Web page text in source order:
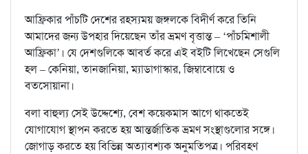
আফ্রিকার পাঁচটি দেশের রহস্যময় জঙ্গলকে বিদীর্ণ করে তিনি
আমাদের জন্য উপহার দিয়েছেন তাঁর ভ্রমণ বৃত্তান্ত – ‘পাঁচমিশালী
আফ্রিকা’। যে দেশগুলিকে আবর্ত করে এই বইটি লিখেছেন সেগুলি
হল – কেনিয়া, তানজানিয়া, ম্যাডাগাস্কার, জিম্বাবোয়ে ও
বতসোয়ানা।
বলা বাহুল্য সেই উদ্দেশ্যে, বেশ কয়েকমাস আগে থাকতেই
যোগাযোগ স্থাপন করতে হয় আন্তর্জাতিক ভ্রমণ সংস্থাগুলোর সঙ্গে।
জোগাড় করতে হয় বিভিন্ন অত্যাবশ্যক অনুমতিপত্র। পরিবহণ